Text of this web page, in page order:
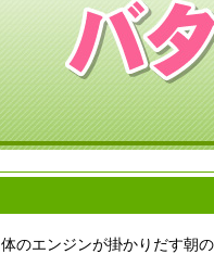
体のエンジンが掛かりだす朝